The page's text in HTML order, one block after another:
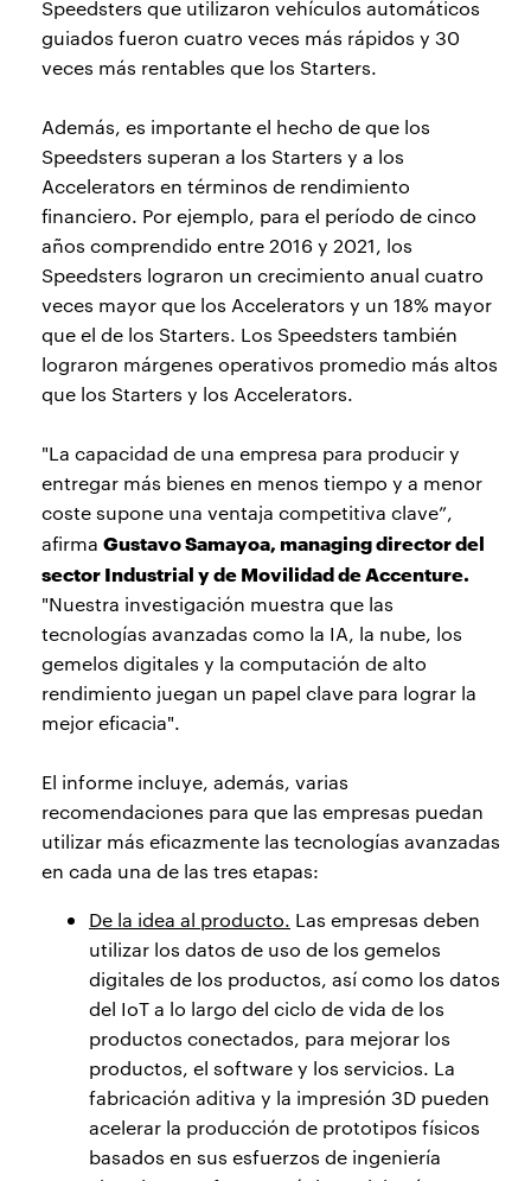
Speedsters que utilizaron vehículos automáticos
guiados fueron cuatro veces más rápidos y 30
veces más rentables que los Starters.
Además, es importante el hecho de que los
Speedsters superan a los Starters y a los
Accelerators en términos de rendimiento
financiero. Por ejemplo, para el período de cinco
años comprendido entre 2016 y 2021, los
Speedsters lograron un crecimiento anual cuatro
veces mayor que los Accelerators y un 18% mayor
que el de los Starters. Los Speedsters también
lograron márgenes operativos promedio más altos
que los Starters y los Accelerators.
"La capacidad de una empresa para producir y
entregar más bienes en menos tiempo y a menor
coste supone una ventaja competitiva clave”,
afirma Gustavo Samayoa, managing director del
sector Industrial y de Movilidad de Accenture.
"Nuestra investigación muestra que las
tecnologías avanzadas como la IA, la nube, los
gemelos digitales y la computación de alto
rendimiento juegan un papel clave para lograr la
mejor eficacia".
El informe incluye, además, varias
recomendaciones para que las empresas puedan
utilizar más eficazmente las tecnologías avanzadas
en cada una de las tres etapas:
De la idea al producto. Las empresas deben
utilizar los datos de uso de los gemelos
digitales de los productos, así como los datos
del IoT a lo largo del ciclo de vida de los
productos conectados, para mejorar los
productos, el software y los servicios. La
fabricación aditiva y la impresión 3D pueden
acelerar la producción de prototipos físicos
basados en sus esfuerzos de ingeniería